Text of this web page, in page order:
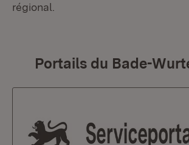
régional.
Portails du Bade-